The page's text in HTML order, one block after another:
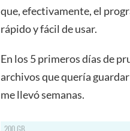
que, efectivamente, el
rápido y fácil de usar.
En los 5 primeros días de
archivos que quería
me llevó semanas.